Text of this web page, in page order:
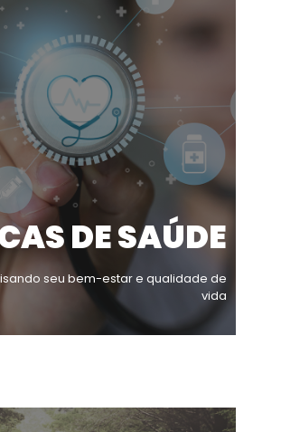
DE SAÚDE
seu bem-estar e qualidade de
vida